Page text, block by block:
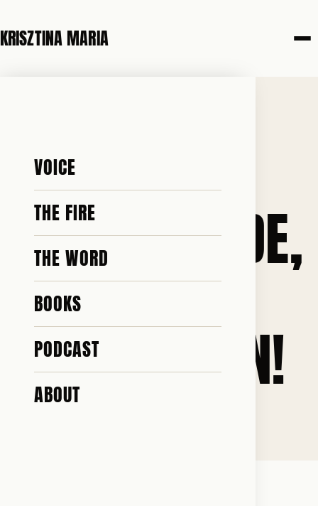
KRISZTINA MARIA
VOICE
THE FIRE
THE WORD
BOOKS
PODCAST
ABOUT
NYD DIN
SIDSTE RUNDE,
METTE
FREDERIKSEN!